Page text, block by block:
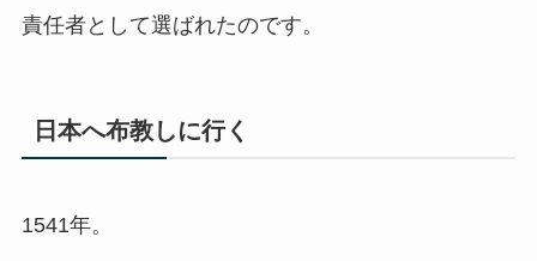
責任者として選ばれたのです。
日本へ布教しに行く
1541年。